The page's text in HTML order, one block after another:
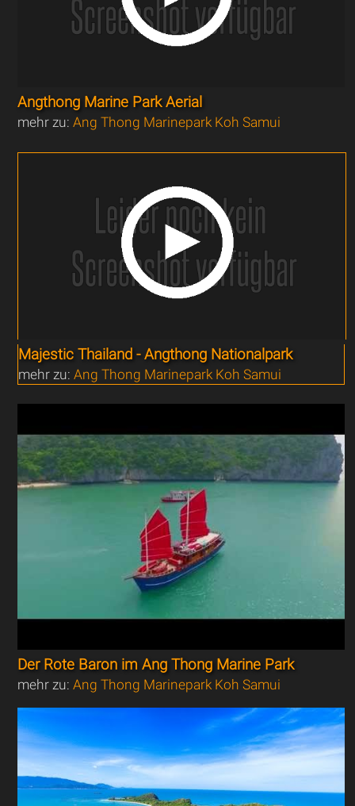
Angthong Marine Park Aerial
mehr zu:Ang Thong Marinepark Koh Samui
Majestic Thailand - Angthong Nationalpark
mehr zu:Ang Thong Marinepark Koh Samui
Der Rote Baron im Ang Thong Marine Park
mehr zu:Ang Thong Marinepark Koh Samui